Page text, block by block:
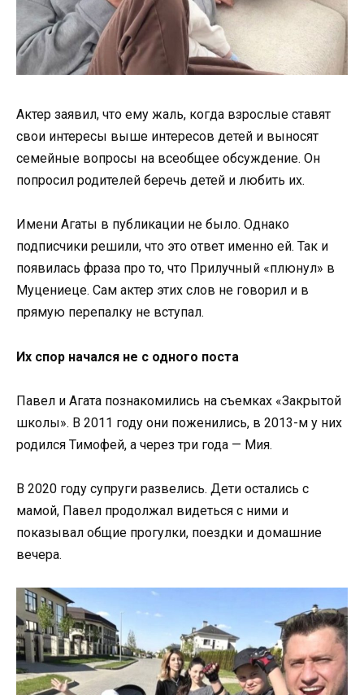
Актер заявил, что ему жаль, когда взрослые ставят
свои интересы выше интересов детей и выносят
семейные вопросы на всеобщее обсуждение. Он
попросил родителей беречь детей и любить их.
Имени Агаты в публикации не было. Однако
подписчики решили, что это ответ именно ей. Так и
появилась фраза про то, что Прилучный «плюнул» в
Муцениеце. Сам актер этих слов не говорил и в
прямую перепалку не вступал.
Их спор начался не с одного поста
Павел и Агата познакомились на съемках «Закрытой
школы». В 2011 году они поженились, в 2013-м у них
родился Тимофей, а через три года — Мия.
В 2020 году супруги развелись. Дети остались с
мамой, Павел продолжал видеться с ними и
показывал общие прогулки, поездки и домашние
вечера.